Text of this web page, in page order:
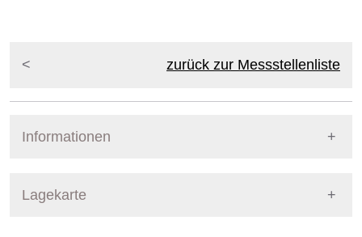
zurück zur Messstellenliste
Informationen
Lagekarte